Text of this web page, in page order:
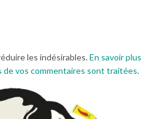
les indésirables.En savoir plus
de vos commentaires sont traitées.